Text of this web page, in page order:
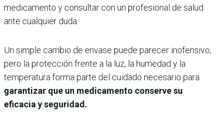
medicamento y consultar con un profesional de salud
ante cualquier duda.
Un simple cambio de envase puede parecer inofensivo,
pero la protección frente a la luz, la humedad y la
temperatura forma parte del cuidado necesario para
garantizar que un medicamento conserve su
eficacia y seguridad.